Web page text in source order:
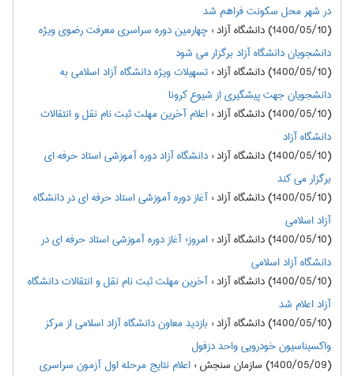
در شهر محل سکونت فراهم شد
(1400/05/10) دانشگاه آزاد
:چهارمین دوره سراسری معرفت رضوی ویژه
دانشجویان دانشگاه آزاد برگزار می شود
(1400/05/10) دانشگاه آزاد
:تسهیلات ویژه دانشگاه آزاد اسلامی به
دانشجویان جهت پیشگیری از شیوع کرونا
(1400/05/10) دانشگاه آزاد
:اعلام آخرین مهلت ثبت نام نقل و انتقالات
دانشگاه آزاد
(1400/05/10) دانشگاه آزاد
:دانشگاه آزاد دوره آموزشی استاد حرفه ای
برگزار می کند
(1400/05/10) دانشگاه آزاد
:آغاز دوره آموزشی استاد حرفه ای در دانشگاه
آزاد اسلامی
(1400/05/10) دانشگاه آزاد
:امروز؛ آغاز دوره آموزشی استاد حرفه ای در
دانشگاه آزاد اسلامی
(1400/05/10) دانشگاه آزاد
:آخرین مهلت ثبت نام نقل و انتقالات دانشگاه
آزاد اعلام شد
(1400/05/10) دانشگاه آزاد
:بازدید معاون دانشگاه آزاد اسلامی از مرکز
واکسیناسیون خودرویی واحد دزفول
(1400/05/09) سازمان سنجش
:اعلام نتايج مرحله اول آزمون سراسري